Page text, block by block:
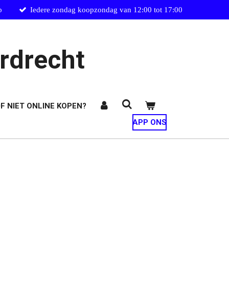
Iedere zondag koopzondag van 12:00 tot 17:00
NIET ONLINE KOPEN?
APP ONS